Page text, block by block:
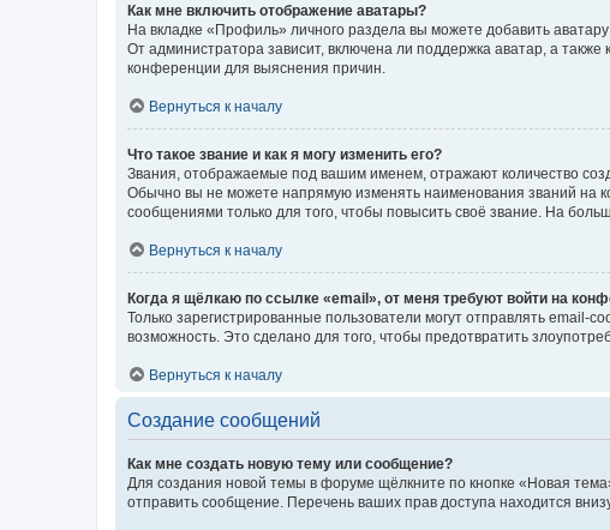
Как мне включить отображение аватары?
На вкладке «Профиль» личного раздела вы можете добавить
От администратора зависит, включена ли поддержка аватар, а
конференции для выяснения причин.
Вернуться к началу
Что такое звание и как я могу изменить его?
Звания, отображаемые под вашим именем, отражают количество
Обычно вы не можете напрямую изменять наименования званий на
сообщениями только для того, чтобы повысить своё звание. На
Вернуться к началу
Когда я щёлкаю по ссылке «email», от меня требуют войти на
Только зарегистрированные пользователи могут отправлять
возможность. Это сделано для того, чтобы предотвратить
Вернуться к началу
Создание сообщений
Как мне создать новую тему или сообщение?
Для создания новой темы в форуме щёлкните по кнопке «Новая
отправить сообщение. Перечень ваших прав доступа находится